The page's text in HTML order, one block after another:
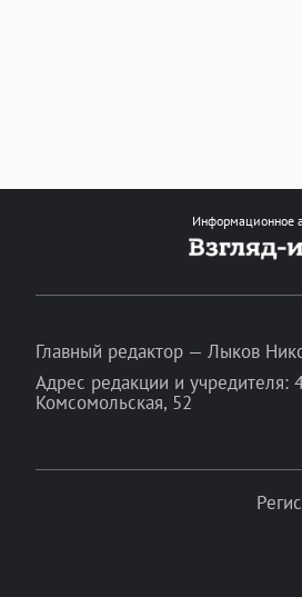
Информационное
Главный редактор — Лыков
Адрес редакции и учредителя:
Комсомольская, 52